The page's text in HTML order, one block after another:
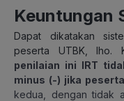
Keuntungan
Dapat dikatakan
peserta UTBK, lho.
penilaian ini IRT
minus (-) jika
kedua, dengan tidak